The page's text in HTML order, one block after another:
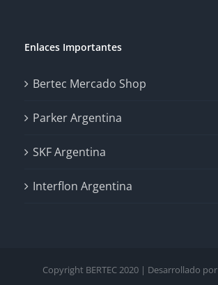
Enlaces Importantes
Bertec Mercado Shop
Parker Argentina
SKF Argentina
Interflon Argentina
Copyright BERTEC 2020 | Desarrollado por